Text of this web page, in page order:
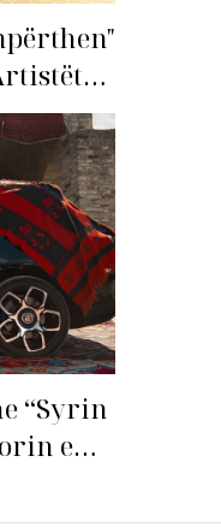
për
“Syrin
e